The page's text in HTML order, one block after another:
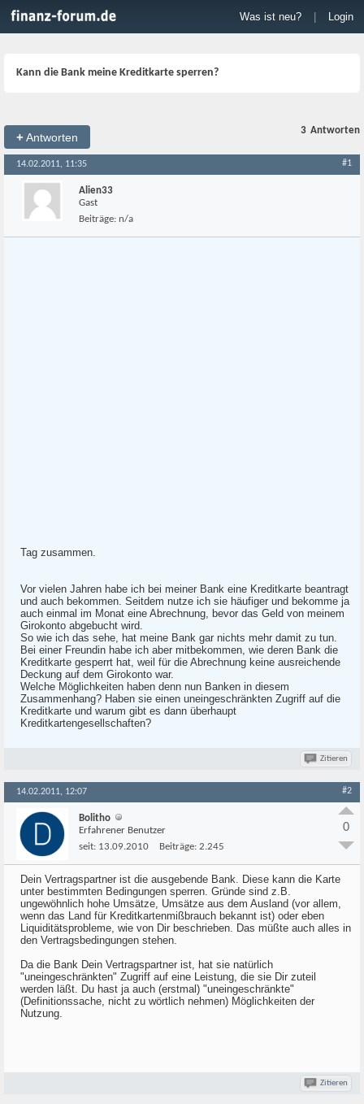
Was ist neu? Login
Kann die Bank meine Kreditkarte sperren?
+Antworten
3 Antworten
14.02.2011, 11:35 #1
Alien33
Gast
Beiträge: n/a
Tag zusammen.
Vor vielen Jahren habe ich bei meiner Bank eine Kreditkarte beantragt
und auch bekommen. Seitdem nutze ich sie häufiger und bekomme ja
auch einmal im Monat eine Abrechnung, bevor das Geld von meinem
Girokonto abgebucht wird.
So wie ich das sehe, hat meine Bank gar nichts mehr damit zu tun.
Bei einer Freundin habe ich aber mitbekommen, wie deren Bank die
Kreditkarte gesperrt hat, weil für die Abrechnung keine ausreichende
Deckung auf dem Girokonto war.
Welche Möglichkeiten haben denn nun Banken in diesem
Zusammenhang? Haben sie einen uneingeschränkten Zugriff auf die
Kreditkarte und warum gibt es dann überhaupt
Kreditkartengesellschaften?
Zitieren
14.02.2011, 12:07 #2
Bolitho
Erfahrener Benutzer
seit: 13.09.2010 Beiträge: 2.245
0
Dein Vertragspartner ist die ausgebende Bank. Diese kann die Karte
unter bestimmten Bedingungen sperren. Gründe sind z.B.
ungewöhnlich hohe Umsätze, Umsätze aus dem Ausland (vor allem,
wenn das Land für Kreditkartenmißbrauch bekannt ist) oder eben
Liquiditätsprobleme, wie von Dir beschrieben. Das müßte auch alles in
den Vertragsbedingungen stehen.
Da die Bank Dein Vertragspartner ist, hat sie natürlich
"uneingeschränkten" Zugriff auf eine Leistung, die sie Dir zuteil
werden läßt. Du hast ja auch (erstmal) "uneingeschränkte"
(Definitionssache, nicht zu wörtlich nehmen) Möglichkeiten der
Nutzung.
Zitieren